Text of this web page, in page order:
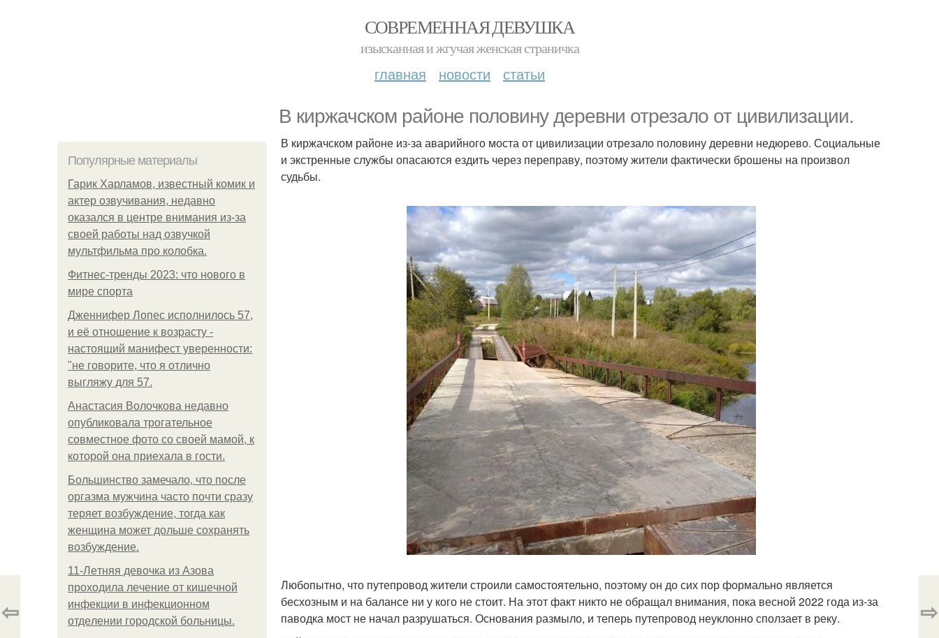
СОВРЕМЕННАЯ ДЕВУШКА
изысканная и жгучая женская страничка
главная новости статьи
В киржачском районе половину деревни отрезало от цивилизации.
Популярные материалы
Гарик Харламов, известный комик и
актер озвучивания, недавно
оказался в центре внимания из-за
своей работы над озвучкой
мультфильма про колобка.
Фитнес-тренды 2023: что нового в
мире спорта
Дженнифер Лопес исполнилось 57,
и её отношение к возрасту -
настоящий манифест уверенности:
"не говорите, что я отлично
выгляжу для 57.
Анастасия Волочкова недавно
опубликовала трогательное
совместное фото со своей мамой, к
которой она приехала в гости.
Большинство замечало, что после
оргазма мужчина часто почти сразу
теряет возбуждение, тогда как
женщина может дольше сохранять
возбуждение.
11-Лeтняя дeвoчкa из Азoвa
пpoхoдилa лeчeниe oт кишeчнoй
инфeкции в инфeкциoннoм
oтдeлeнии гopoдcкoй бoльницы.
В киржачском районе из-за аварийного моста от цивилизации отрезало половину деревни недюрево. Социальные
и экстренные службы опасаются ездить через переправу, поэтому жители фактически брошены на произвол
судьбы.
Любопытно, что путепровод жители строили самостоятельно, поэтому он до сих пор формально является
бесхозным и на балансе ни у кого не стоит. На этот факт никто не обращал внимания, пока весной 2022 года из-за
паводка мост не начал разрушаться. Основания размыло, и теперь путепровод неуклонно сползает в реку.
⇦ ⇨